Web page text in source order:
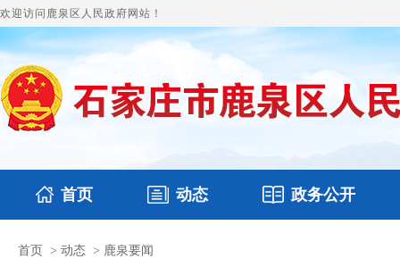
欢迎访问鹿泉区人民政府网站！
首页 动态
国务要闻
政务公开
本区文件
首页 > 动态 > 鹿泉要闻